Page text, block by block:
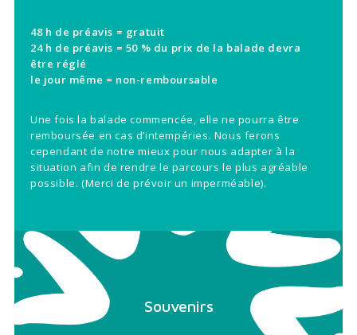
48 h de préavis = gratuit
24 h de préavis = 50 % du prix de la balade devra
être réglé
le jour même = non-remboursable
Une fois la balade commencée, elle ne pourra être
remboursée en cas d’intempéries. Nous ferons
cependant de notre mieux pour nous adapter à la
situation afin de rendre le parcours le plus agréable
possible. (Merci de prévoir un imperméable).
Souvenirs